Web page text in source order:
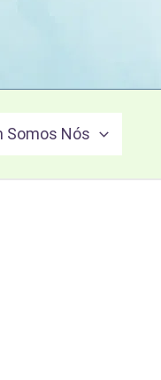
Somos Nós